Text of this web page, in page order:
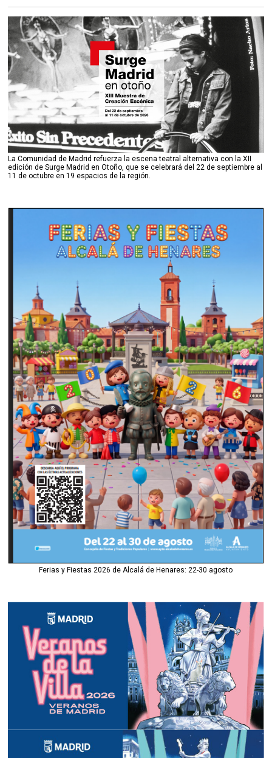
La Comunidad de Madrid refuerza la escena teatral alternativa con la XII
edición de Surge Madrid en Otoño, que se celebrará del 22 de septiembre al
11 de octubre en 19 espacios de la región.
Ferias y Fiestas 2026 de Alcalá de Henares: 22-30 agosto